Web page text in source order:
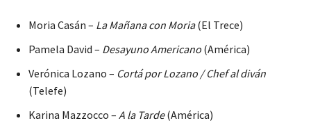
Moria Casán – La Mañana con Moria(El Trece)
Pamela David – Desayuno Americano (América)
Verónica Lozano – Cortá por Lozano / Chef al diván
(Telefe)
Karina Mazzocco – A la Tarde(América)